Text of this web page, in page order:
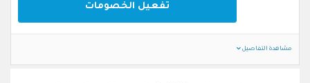
تفعيل الخصومات
مشاهدة التفاصيل